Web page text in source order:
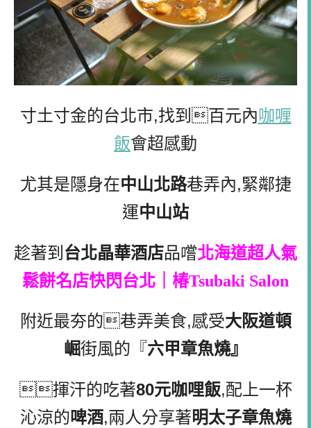
寸土寸金的台北市,找到百元內咖喱
飯會超感動
尤其是隱身在中山北路巷弄內,緊鄰捷
運中山站
趁著到 台北晶華酒店品嚐北海道超人氣
鬆餅名店快閃台北｜椿Tsubaki Salon
附近最夯的巷弄美食,感受大阪道頓
崛街風的『六甲章魚燒』
揮汗的吃著80元咖哩飯,配上一杯
沁涼的啤酒,兩人分享著明太子章魚燒